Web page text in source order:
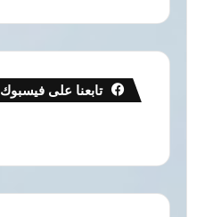
تابعنا على فيسبوك